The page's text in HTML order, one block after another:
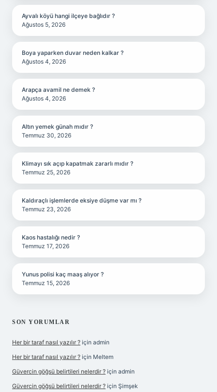
Ayvalı köyü hangi ilçeye bağlıdır ?
Ağustos 5, 2026
Boya yaparken duvar neden kalkar ?
Ağustos 4, 2026
Arapça avamil ne demek ?
Ağustos 4, 2026
Altın yemek günah mıdır ?
Temmuz 30, 2026
Klimayı sık açıp kapatmak zararlı mıdır ?
Temmuz 25, 2026
Kaldıraçlı işlemlerde eksiye düşme var mı ?
Temmuz 23, 2026
Kaos hastalığı nedir ?
Temmuz 17, 2026
Yunus polisi kaç maaş alıyor ?
Temmuz 15, 2026
SON YORUMLAR
Her bir taraf nasıl yazılır ? için admin
Her bir taraf nasıl yazılır ? için Meltem
Güvercin göğsü belirtileri nelerdir ? için admin
Güvercin göğsü belirtileri nelerdir ? için Şimşek